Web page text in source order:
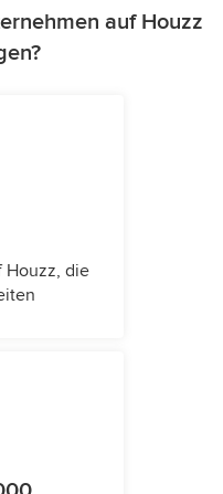
auf Houzz
Houzz, die